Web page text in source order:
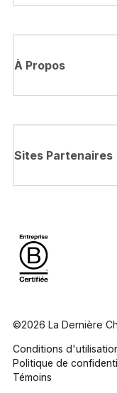
À Propos
Sites Partenaires
©2026 La Dernière
Conditions
Politique de
Témoins